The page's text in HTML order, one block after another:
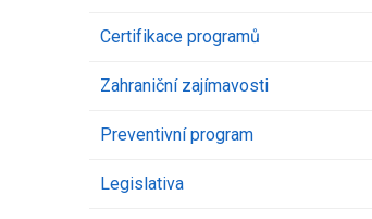
Certifikace programů
Zahraniční zajímavosti
Preventivní program
Legislativa